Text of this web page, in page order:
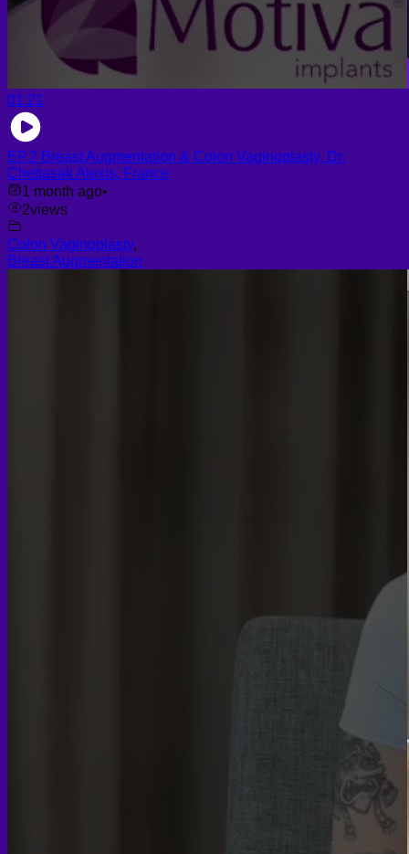
01:21
EP.2 Breast Augmentation & Colon Vaginoplasty, Dr.
Chettasak Alexis, France
1 month ago•
2views
Colon Vaginoplasty,
Breast Augmentation